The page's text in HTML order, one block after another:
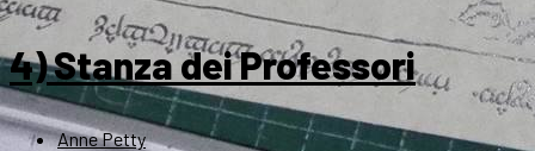
4) Stanza dei Professori
Anne Petty